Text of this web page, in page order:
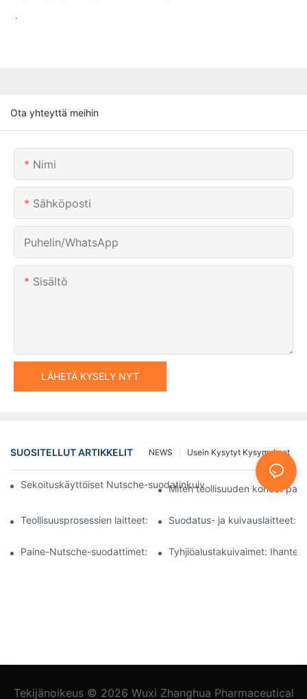
.
Ota yhteyttä meihin
Nimi
Sähköposti
Puhelin/WhatsApp
Sisältö
LÄHETÄ KYSELY NYT
SUOSITELLUT ARTIKKELIT Usein Kysytyt Kysymykset
NEWS
Sekoituskäyttöiset Nutsche-suodatinkuivaimet vs. muut
Miten teollisuuden koneet
Teollisuusprosessien laitteet: Innovaatiot muokkaavat
Suodatus- ja kuivauslaitteet:
Paine-Nutsche-suodattimet: Sovellukset kemian- ja
Tyhjiöalustakuivaimet:
Tekijänoikeus © 2026 Wuxi Zhanghua Pharmaceutical